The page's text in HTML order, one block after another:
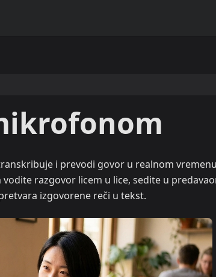
i prevodi govor u realnom
razgovor licem u lice, sedite u
izgovorene reči u tekst.